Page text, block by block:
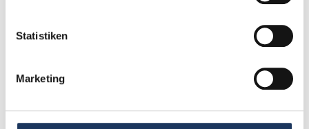
Statistiken
Marketing
Fax: +49 (0) 521 / 911 730 41